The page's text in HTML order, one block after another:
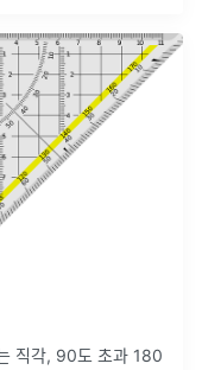
직각, 90도 초과 180